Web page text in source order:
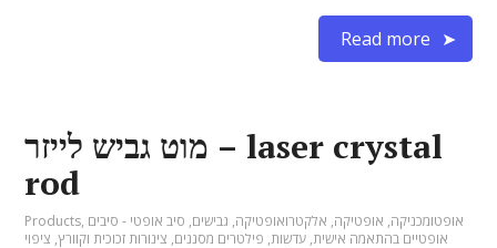
Read more
מוט גביש לייזר – laser crystal
rod
Products, אופטומכניקה, אופטיקה, אלקטרואופטיקה, גבישים, סיב אופטי - סיבים
אופטיים בהתאמה אישית, עדשות, פילטרים מסננים, צינורות זכוכית וקוורץ, ציפוי